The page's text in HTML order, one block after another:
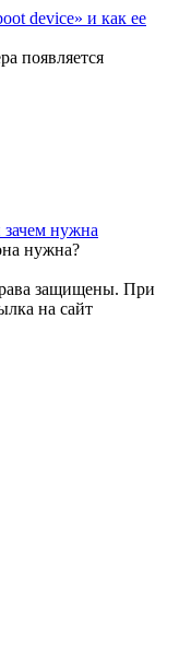
device» и как ее
появляется
нужна
нужна?
защищены. При
на сайт